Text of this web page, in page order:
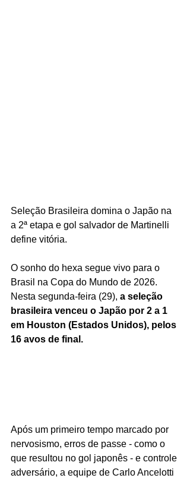
Seleção Brasileira domina o Japão na
a 2ª etapa e gol salvador de Martinelli
define vitória.
O sonho do hexa segue vivo para o
Brasil na Copa do Mundo de 2026.
Nesta segunda-feira (29), a seleção
brasileira venceu o Japão por 2 a 1
em Houston (Estados Unidos), pelos
16 avos de final.
Após um primeiro tempo marcado por
nervosismo, erros de passe - como o
que resultou no gol japonês - e controle
adversário, a equipe de Carlo Ancelotti